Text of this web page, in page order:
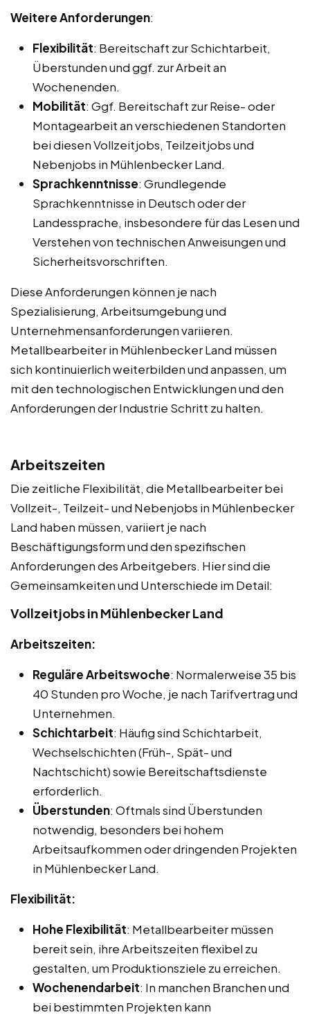
Weitere Anforderungen:
Flexibilität: Bereitschaft zur Schichtarbeit,
Überstunden und ggf. zur Arbeit an
Wochenenden.
Mobilität: Ggf. Bereitschaft zur Reise- oder
Montagearbeit an verschiedenen Standorten
bei diesen Vollzeitjobs, Teilzeitjobs und
Nebenjobs in Mühlenbecker Land.
Sprachkenntnisse: Grundlegende
Sprachkenntnisse in Deutsch oder der
Landessprache, insbesondere für das Lesen und
Verstehen von technischen Anweisungen und
Sicherheitsvorschriften.
Diese Anforderungen können je nach
Spezialisierung, Arbeitsumgebung und
Unternehmensanforderungen variieren.
Metallbearbeiter in Mühlenbecker Land müssen
sich kontinuierlich weiterbilden und anpassen, um
mit den technologischen Entwicklungen und den
Anforderungen der Industrie Schritt zu halten.
Arbeitszeiten
Die zeitliche Flexibilität, die Metallbearbeiter bei
Vollzeit-, Teilzeit- und Nebenjobs in Mühlenbecker
Land haben müssen, variiert je nach
Beschäftigungsform und den spezifischen
Anforderungen des Arbeitgebers. Hier sind die
Gemeinsamkeiten und Unterschiede im Detail:
Vollzeitjobs in Mühlenbecker Land
Arbeitszeiten:
Reguläre Arbeitswoche: Normalerweise 35 bis
40 Stunden pro Woche, je nach Tarifvertrag und
Unternehmen.
Schichtarbeit: Häufig sind Schichtarbeit,
Wechselschichten (Früh-, Spät- und
Nachtschicht) sowie Bereitschaftsdienste
erforderlich.
Überstunden: Oftmals sind Überstunden
notwendig, besonders bei hohem
Arbeitsaufkommen oder dringenden Projekten
in Mühlenbecker Land.
Flexibilität:
Hohe Flexibilität: Metallbearbeiter müssen
bereit sein, ihre Arbeitszeiten flexibel zu
gestalten, um Produktionsziele zu erreichen.
Wochenendarbeit: In manchen Branchen und
bei bestimmten Projekten kann